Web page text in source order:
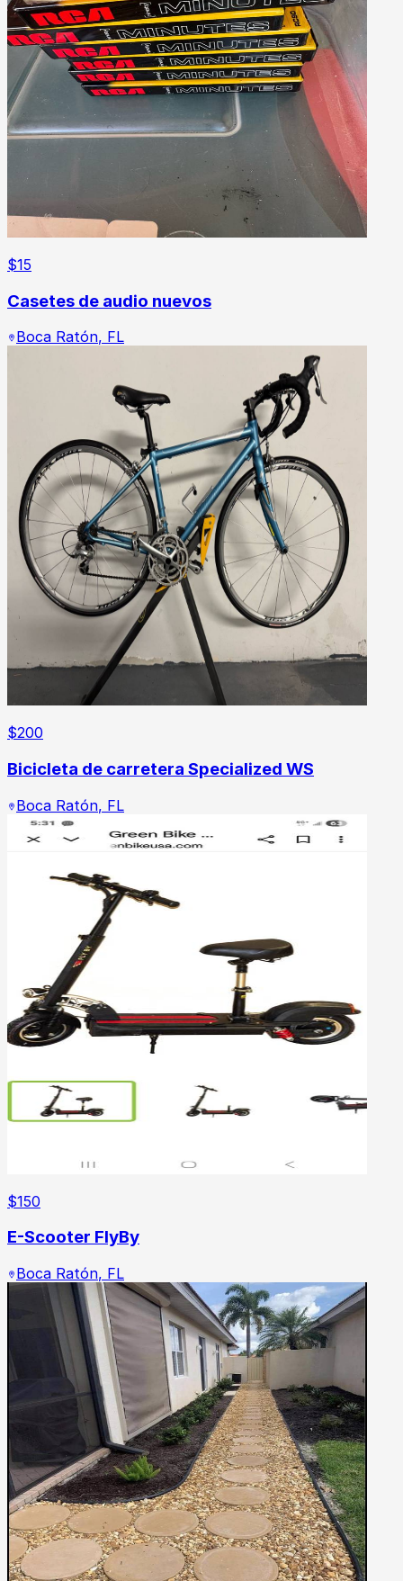
$15
Casetes de audio nuevos
Boca Ratón, FL
$200
Bicicleta de carretera Specialized WS
Boca Ratón, FL
$150
E-Scooter FlyBy
Boca Ratón, FL